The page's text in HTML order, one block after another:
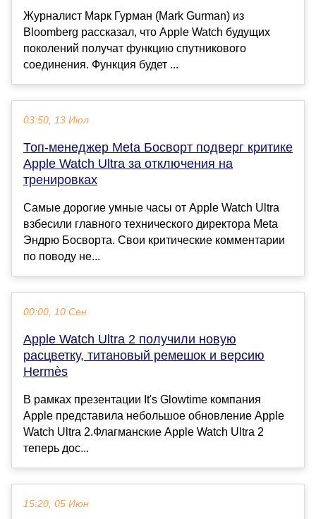
Журналист Марк Гурман (Mark Gurman) из
Bloomberg рассказал, что Apple Watch будущих
поколений получат функцию спутникового
соединения. Функция будет ...
03:50, 13 Июл
Топ-менеджер Meta Босворт подверг критике
Apple Watch Ultra за отключения на
тренировках
Самые дорогие умные часы от Apple Watch Ultra
взбесили главного технического директора Meta
Эндрю Босворта. Свои критические комментарии
по поводу не...
00:00, 10 Сен
Apple Watch Ultra 2 получили новую
расцветку, титановый ремешок и версию
Hermès
В рамках презентации It's Glowtime компания
Apple представила небольшое обновление Apple
Watch Ultra 2.Флагманские Apple Watch Ultra 2
теперь дос...
15:20, 05 Июн